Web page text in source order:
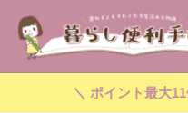
＼ ポイント最大